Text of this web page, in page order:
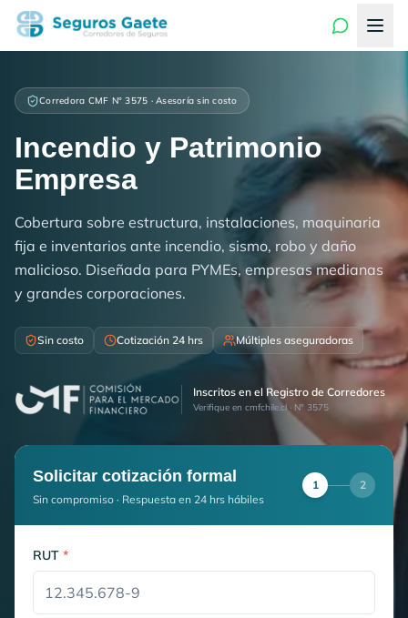
Corredora CMF N° 3575 · Asesoría sin costo
Incendio y Patrimonio
Empresa
Cobertura sobre estructura, instalaciones, maquinaria
fija e inventarios ante incendio, sismo, robo y daño
malicioso. Diseñada para PYMEs, empresas medianas
y grandes corporaciones.
Sin costo Cotización 24 hrs Múltiples aseguradoras
Inscritos en el Registro de Corredores
Verifique en cmfchile.cl · N° 3575
Solicitar cotización formal
Sin compromiso · Respuesta en 24 hrs hábiles
1 2
RUT *